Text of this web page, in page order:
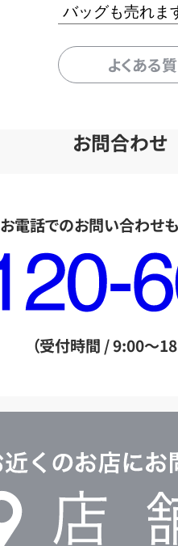
バッグも売れま
よくある
お問合わせ
お電話でのお問い合わせ
（受付時間 / 9:00～